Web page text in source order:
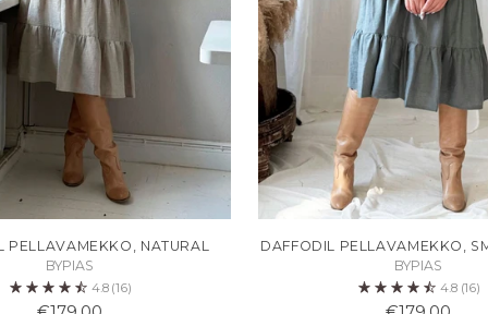
PELLAVAMEKKO, NATURAL
BYPIAS
4.8 (16)
DAFFODIL PELLAVAMEKKO,
BYPIAS
4.8 (16)